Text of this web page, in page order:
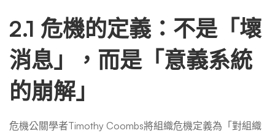
2.1 危機的定義：不是「壞
消息」，而是「意義系統
的崩解」
危機公關學者Timothy Coombs將組織危機定義為「對組織